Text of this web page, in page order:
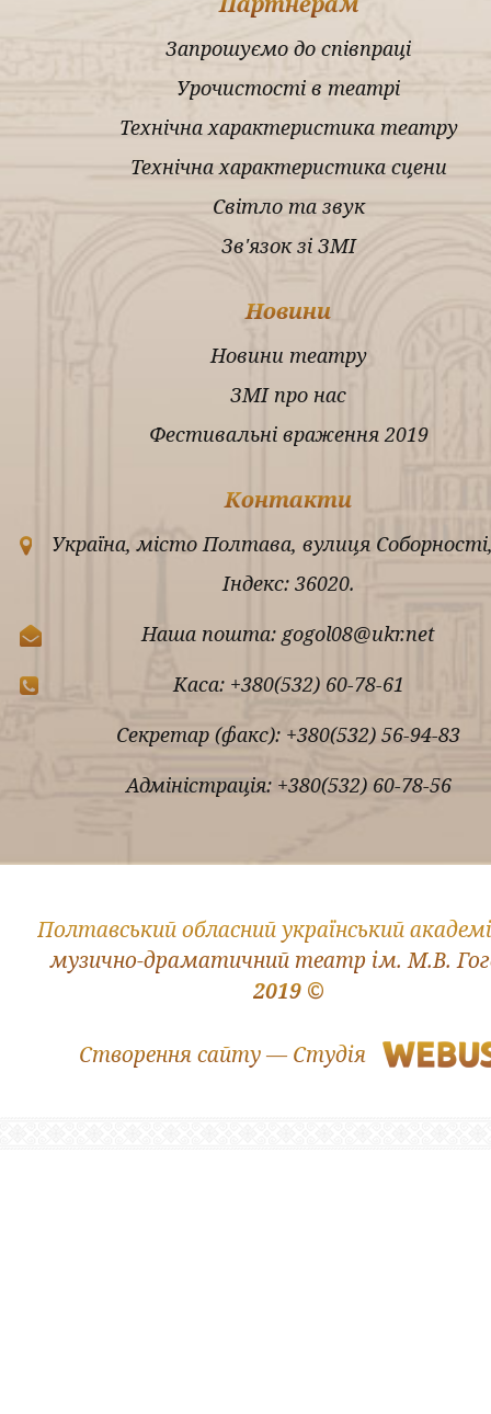
Запрошуємо до співпраці
Урочистості в театрі
Технічна характеристика театру
Технічна характеристика сцени
Світло та звук
Зв'язок зі ЗМІ
Новини
Новини театру
ЗМІ про нас
Фестивальні враження 2019
Контакти
Україна, місто Полтава, вулиця
Індекс: 36020.
Наша пошта: gogol08@ukr.net
Каса: +380(532) 60-78-61
Секретар (факс): +380(532) 56-94-83
Адміністрація: +380(532) 60-78-56
2019 ©
Полтавський обласний український
музично-драматичний театр ім. М.В.
Створення сайту — Студія